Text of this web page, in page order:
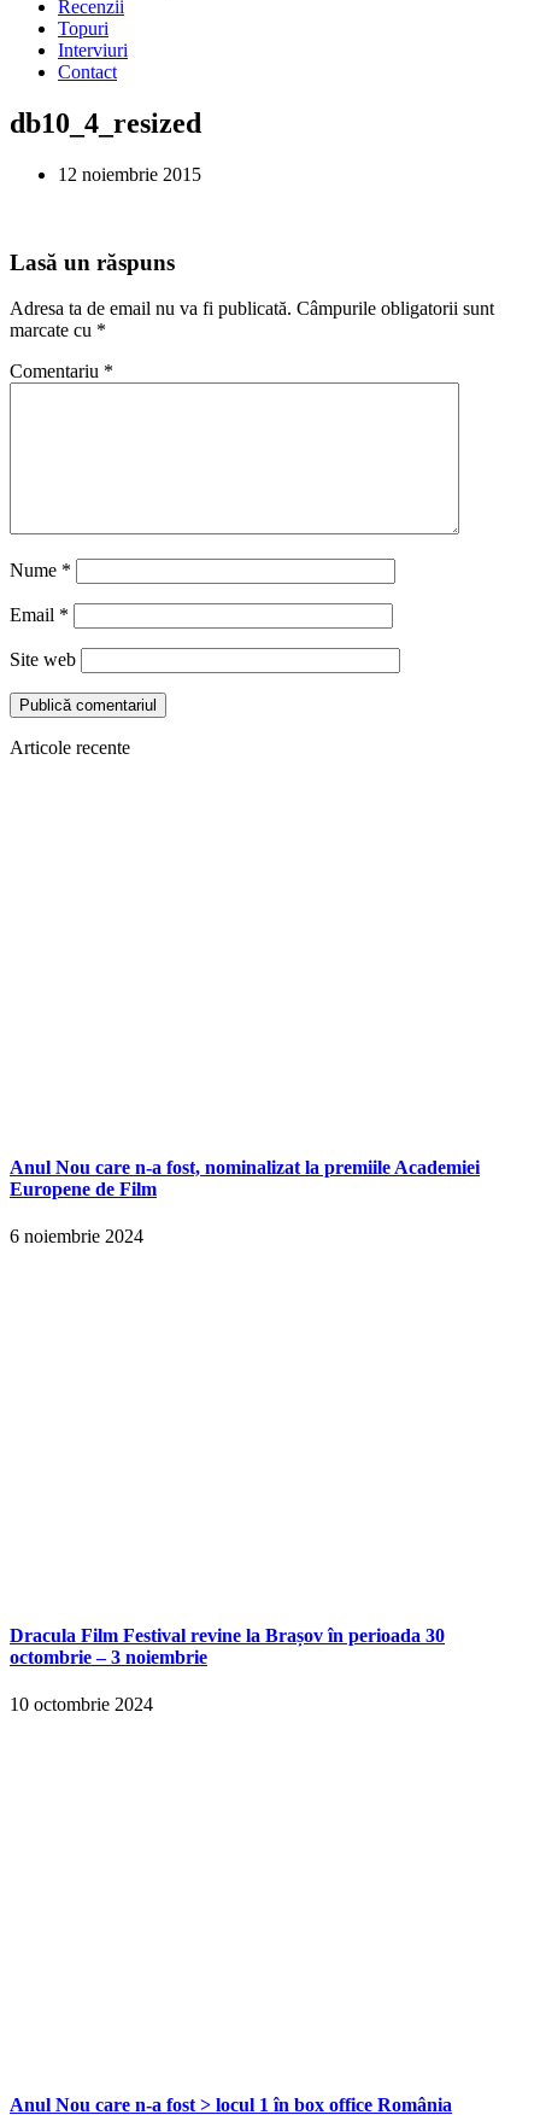
Recenzii
Topuri
Interviuri
Contact
db10_4_resized
12 noiembrie 2015
Lasă un răspuns
Adresa ta de email nu va fi publicată. Câmpurile obligatorii sunt
marcate cu *
Comentariu *
Nume *
Email *
Site web
Articole recente
Anul Nou care n-a fost, nominalizat la premiile Academiei
Europene de Film
6 noiembrie 2024
Dracula Film Festival revine la Brașov în perioada 30
octombrie – 3 noiembrie
10 octombrie 2024
Anul Nou care n-a fost > locul 1 în box office România